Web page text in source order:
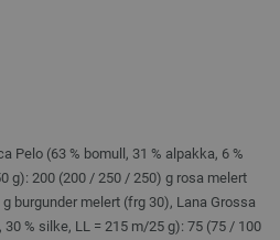
Pelo (63 % bomull, 31 % alpakka, 6 %
g): 200 (200 / 250 / 250) g rosa melert
burgunder melert (frg 30), Lana Grossa
% silke, LL = 215 m/25 g): 75 (75 / 100